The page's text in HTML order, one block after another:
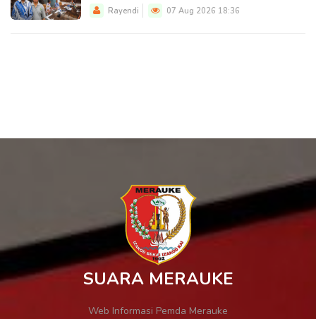
Rayendi 07 Aug 2026 18:36
SUARA MERAUKE
Web Informasi Pemda Merauke